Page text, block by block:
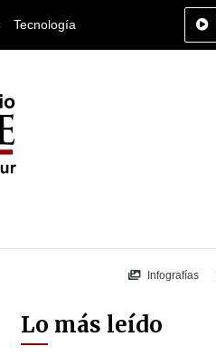
Tecnología
Infografías
Lo más leído